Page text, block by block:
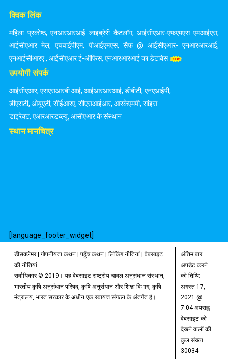
क्विक लिंक
महिला प्रकोष्ठ, एनआरआरआई लाइब्रेरी कैटलॉग, आईसीएआर-एफएमएस एमआईएस,
आईसीएआर मेल, एचवाईपीएम, पीआईएमएस, सैफ @ आईसीएआर- एनआरआरआई,
एनआईसीआरए, आईसीएआर ई-ऑफिस, एनआरआरआई का डेटाबेस
उपयोगी संपर्क
आईसीएआर, एसएसआरबी आई, आईआरआरआई, डीबीटी, एनएआईपी,
डीएसटी, ओयूएटी, सीईआरए, सीएसआईआर, आरकेएमपी, सांइस
डाइरेक्ट, एआरआरडब्ल्यू, आसीएआर के संस्थान
स्थान मानचित्र
[language_footer_widget]
डीसक्लेमर| गोपनीयता कथन| पहुँच कथन| लिंकिंग नीतियां| वेबसाइट
की नीतियां
सर्वाधिकार © 2019। यह वेबसाइट राष्ट्रीय चावल अनुसंधान संस्थान,
भारतीय कृषि अनुसंधान परिषद, कृषि अनुसंधान और शिक्षा विभाग, कृषि
मंत्रालय, भारत सरकार के अधीन एक स्वायत्त संगठन के अंतर्गत है।
अंतिम बार
अपडेट करने
की तिथि:
अगस्त 17,
2021 @
7:04 अपराह्न
वेबसाइट को
देखने वालों की
कुल संख्या:
30034